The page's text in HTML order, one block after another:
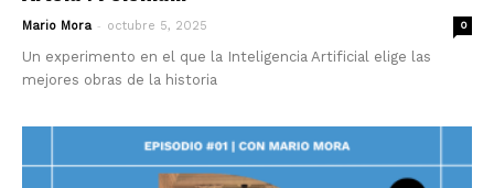
Mario Mora - octubre 5, 2025 0
Un experimento en el que la Inteligencia Artificial elige las
mejores obras de la historia